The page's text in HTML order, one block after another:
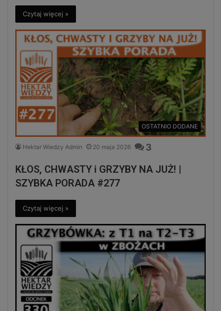
Czytaj więcej »
OSTATNIO DODANE
Hektar Wiedzy Admin 20 maja 2026 3
KŁOS, CHWASTY i GRZYBY NA JUŻ! |
SZYBKA PORADA #277
Czytaj więcej »